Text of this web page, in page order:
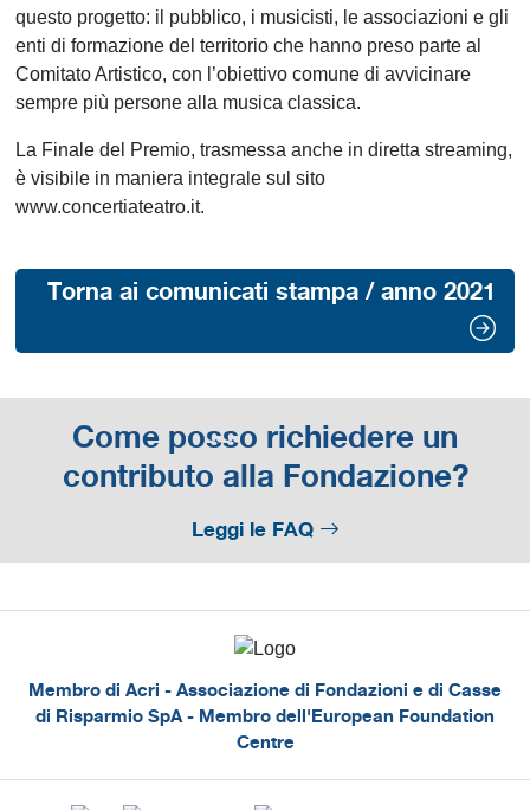
questo progetto: il pubblico, i musicisti, le associazioni e gli
enti di formazione del territorio che hanno preso parte al
Comitato Artistico, con l’obiettivo comune di avvicinare
sempre più persone alla musica classica.
La Finale del Premio, trasmessa anche in diretta streaming,
è visibile in maniera integrale sul sito
www.concertiateatro.it.
Torna ai comunicati stampa / anno 2021
Come posso richiedere un
contributo alla Fondazione?
Leggi le FAQ
Membro di Acri - Associazione di Fondazioni e di Casse
di Risparmio SpA - Membro dell'European Foundation
Centre